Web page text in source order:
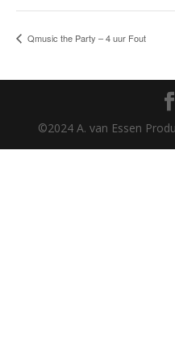
Qmusic the Party – 4 uur Fout
©2024 A. van Essen